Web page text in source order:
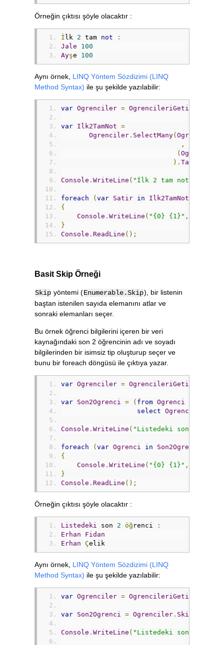
Örneğin çıktısı şöyle olacaktır :
İ lk 2 tam not
:
Jale
100
Ayşe 100
Aynı örnek, LINQ Yöntem Sözdizimi (LINQ
Method Syntax) ile şu şekilde yazılabilir:
var Ogrenciler = OgrencileriGetir
var Ilk2TamNot =
Ogrenciler . SelectMany( Ogrenci
,
( Ogrenci
). Take
Console . WriteLine ( "İlk 2 tam not :"
foreach ( var Satir in Ilk2TamNot
{
Console . WriteLine ( "{0} {1}" ,
}
Console . ReadLine ();
Basit Skip Örneği
Skip yöntemi (Enumerable.Skip), bir listenin
baştan istenilen sayıda elemanını atlar ve
sonraki elemanları seçer.
Bu örnek öğrenci bilgilerini içeren bir veri
kaynağındaki son 2 öğrencinin adı ve soyadı
bilgilerinden bir isimsiz tip oluşturup seçer ve
bunu bir foreach döngüsü ile çıktıya yazar.
var Ogrenciler = OgrencileriGetir
var Son2Ogrenci = ( from Ogrenci
select Ogrenci
Console . WriteLine ( "Listedeki son 2
foreach ( var Ogrenci in Son2Ogrenci
{
Console . WriteLine ( "{0} {1}" ,
}
Console . ReadLine ();
Örneğin çıktısı şöyle olacaktır :
Listedeki son 2 öğ renci
:
Erhan
Fidan
Erhan Çelik
Aynı örnek, LINQ Yöntem Sözdizimi (LINQ
Method Syntax) ile şu şekilde yazılabilir:
var Ogrenciler = OgrencileriGetir
var Son2Ogrenci = Ogrenciler . Skip
Console . WriteLine ( "Listedeki son 2